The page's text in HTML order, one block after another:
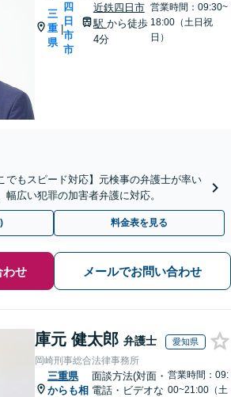
三
重
県
|
四
日
市
市
近鉄四日市
駅 から徒歩
4分
営業時間：09:30~
18:00（土日祝
日）
でもスピード対応】元検事の弁護士が率い
広い犯罪の加害者弁護に対応。
料金表を見る
わせ メールでお問い合わせ
庫元 健太郎 弁護士 愛知県
岡崎刑事総合法律事務所
三重県
からも相
面談方法(対面・
電話・ビデオな
営業時間：09:
00~21:00（土